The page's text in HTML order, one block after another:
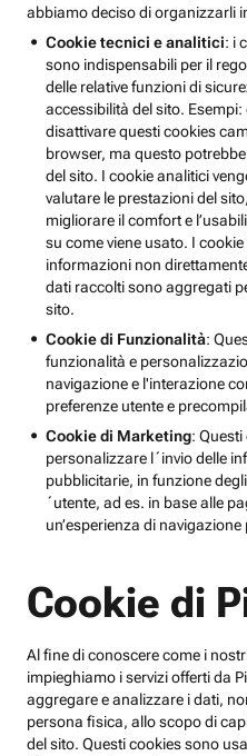
abbiamo deciso di organizzarli
Cookie tecnici e analitici: i
sono indispensabili per il
delle relative funzioni di
accessibilità del sito.
disattivare questi cookies
browser, ma questo
del sito. I cookie analitici
valutare le prestazioni del
migliorare il comfort e
su come viene usato. I
informazioni non
dati raccolti sono aggregati
sito.
Cookie di Funzionalità:
funzionalità e
navigazione e l'interazione
preferenze utente e
Cookie di Marketing:
personalizzare l´invio delle
pubblicitarie, in funzione
´utente, ad es. in base alle
un’esperienza di navigazione
Cookie di
Al fine di conoscere come i
impieghiamo i servizi offerti da
aggregare e analizzare i dati,
persona fisica, allo scopo di
del sito. Questi cookies sono